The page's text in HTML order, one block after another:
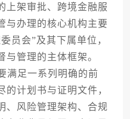
上架审批、跨境金融服
与办理的核心机构主要
员会”及其下属单位，
与管理的主体框架。
足一系列明确的前
的计划书与证明文件，
、风险管理架构、合规